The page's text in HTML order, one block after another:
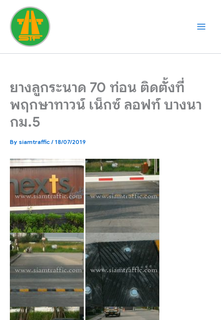
content
ยางลูกระนาด 70 ท่อน ติดตั้งที่
พฤกษาทาวน์ เน็กซ์ ลอฟท์ บางนา
กม.5
By siamtraffic / 18/07/2019